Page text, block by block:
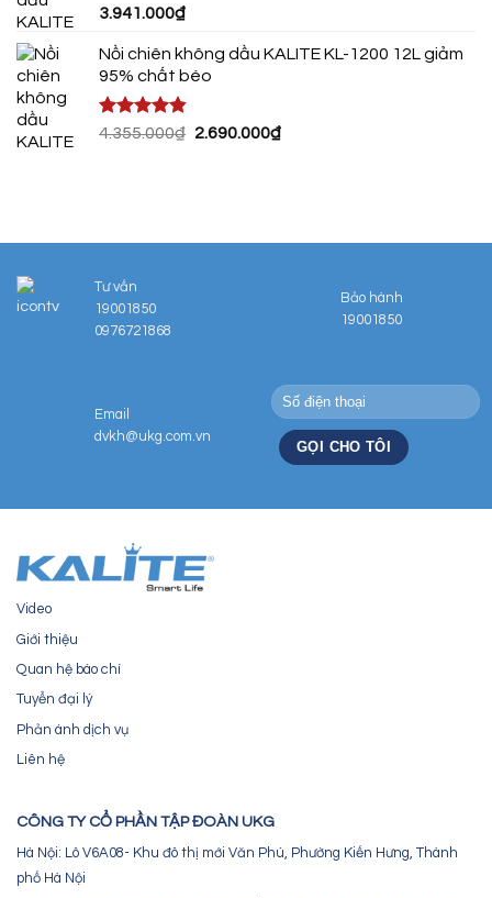
Được xếp
5 sao
3.941.000₫
Nồi chiên không dầu KALITE KL-1200 12L giảm
95% chất béo
Được xếp
4.355.000₫ Giá
2.690.000₫Giá
Tư vấn
19001850
0976721868
Bảo hành
19001850
Email
dvkh@ukg.com.vn
Video
Giới thiệu
Quan hệ báo chí
Tuyển đại lý
Phản ánh dịch vụ
Liên hệ
CÔNG TY CỔ PHẦN TẬP ĐOÀN UKG
Hà Nội: Lô V6A08- Khu đô thị mới Văn Phú, Phường Kiến Hưng, Thành
phố Hà Nội